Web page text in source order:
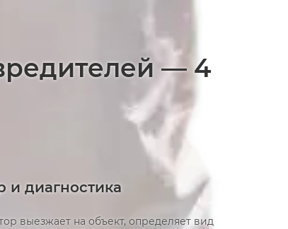
— 4
и диагностика
выезжает на объект, определяет вид